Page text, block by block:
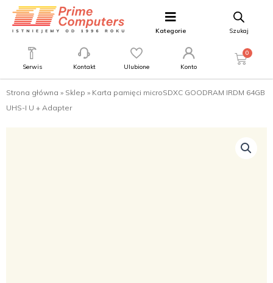
Kategorie Szukaj
Serwis Kontakt Ulubione Konto
0
Strona główna » Sklep » Karta pamięci microSDXC GOODRAM IRDM 64GB
UHS-I U + Adapter